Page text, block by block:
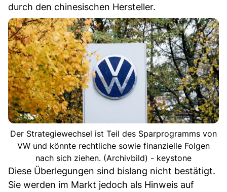
durch den chinesischen Hersteller.
Der Strategiewechsel ist Teil des Sparprogramms von
VW und könnte rechtliche sowie finanzielle Folgen
nach sich ziehen. (Archivbild) - keystone
Diese Überlegungen sind bislang nicht bestätigt.
Sie werden im Markt jedoch als Hinweis auf